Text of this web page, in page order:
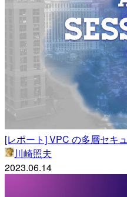
[レポート] VPC の多層セキ
川崎照夫
2023.06.14